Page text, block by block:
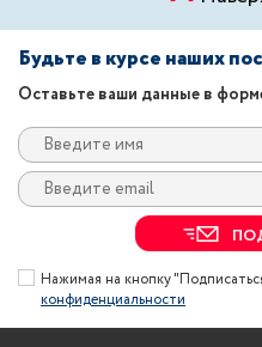
Будьте в курсе наших
Оставьте ваши данные в
Нажимая на кнопку
конфиденциальности